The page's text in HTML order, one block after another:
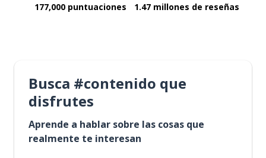
177,000 puntuaciones 1.47 millones de reseñas
Busca #contenido que
disfrutes
Aprende a hablar sobre las cosas que
realmente te interesan